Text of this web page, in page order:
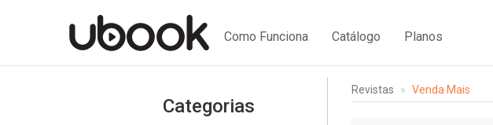
Como Funciona Catálogo Planos
Categorias
Revistas Venda Mais